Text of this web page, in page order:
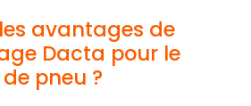
avantages de
Dacta pour le
pneu ?